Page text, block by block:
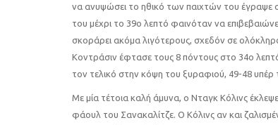
να ανυψώσει το ηθικό των παιχτών του έγραψε
του μέχρι το 39ο λεπτό φαινόταν να
σκοράρει ακόμα λιγότερους, σχεδόν σε
Κοντράσιν έφτασε τους 8 πόντους στο 34ο
τον τελικό στην κόψη του ξυραφιού, 49-48 υπέρ
Με μία τέτοια καλή άμυνα, ο Νταγκ Κόλινς
φάουλ του Σανακαλίτζε. Ο Κόλινς αν και